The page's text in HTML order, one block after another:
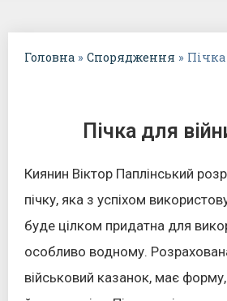
Головна » Спорядження »
Пічка для
Киянин Віктор Паплінський
пічку, яка з успіхом
буде цілком придатна для
особливо водному.
військовий казанок, має